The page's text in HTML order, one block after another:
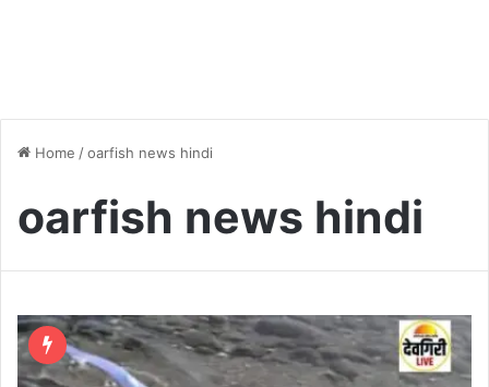
Home /oarfish news hindi
oarfish news hindi